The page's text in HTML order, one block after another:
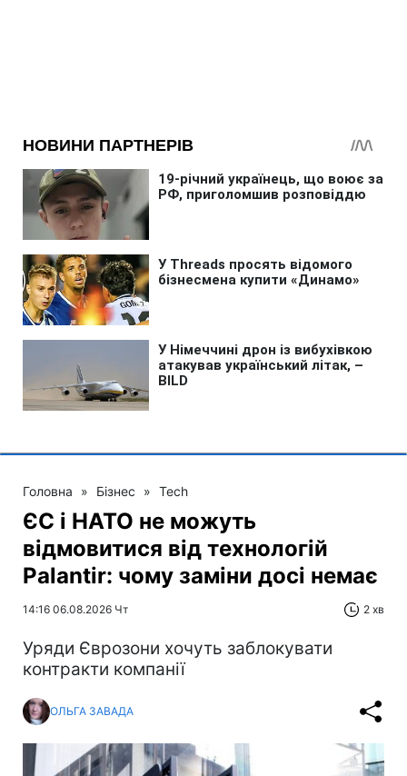
Головна » Бізнес » Tech
ЄС і НАТО не можуть
відмовитися від технологій
Palantir: чому заміни досі немає
14:16 06.08.2026 Чт 2 хв
Уряди Єврозони хочуть заблокувати
контракти компанії
ОЛЬГА ЗАВАДА